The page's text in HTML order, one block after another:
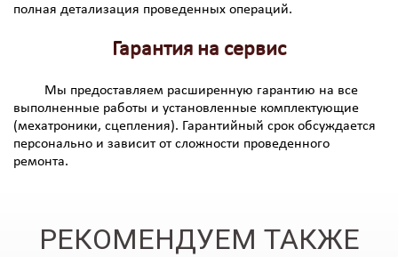
полная детализация проведенных операций.
Гарантия на сервис
Мы предоставляем расширенную гарантию на все
выполненные работы и установленные комплектующие
(мехатроники, сцепления). Гарантийный срок обсуждается
персонально и зависит от сложности проведенного
ремонта.
РЕКОМЕНДУЕМ ТАКЖЕ